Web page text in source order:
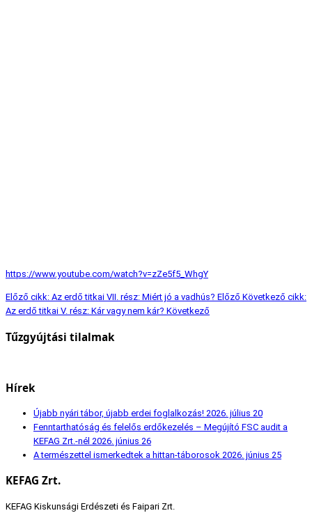
https://www.youtube.com/watch?v=zZe5f5_WhgY
Előző cikk: Az erdő titkai VII. rész: Miért jó a vadhús? Előző Következő cikk:
Az erdő titkai V. rész: Kár vagy nem kár? Következő
Tűzgyújtási tilalmak
Hírek
Újabb nyári tábor, újabb erdei foglalkozás! 2026. július 20
Fenntarthatóság és felelős erdőkezelés – Megújító FSC audit a
KEFAG Zrt.-nél 2026. június 26
A természettel ismerkedtek a hittan-táborosok 2026. június 25
KEFAG Zrt.
KEFAG Kiskunsági Erdészeti és Faipari Zrt.